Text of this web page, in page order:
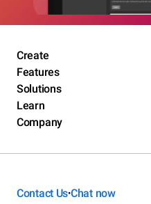
Create
Features
Solutions
Learn
Company
Contact Us•Chat now